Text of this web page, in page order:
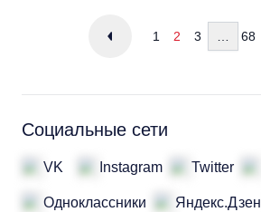
1 2 3 68
Социальные сети
VK Instagram Twitter
Одноклассники Яндекс.Дзен